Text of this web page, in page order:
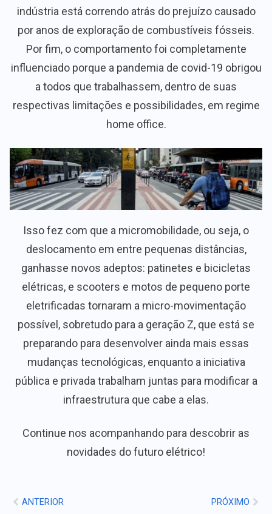
indústria está correndo atrás do prejuízo causado
por anos de exploração de combustíveis fósseis.
Por fim, o comportamento foi completamente
influenciado porque a pandemia de covid-19 obrigou
a todos que trabalhassem, dentro de suas
respectivas limitações e possibilidades, em regime
home office.
Isso fez com que a micromobilidade, ou seja, o
deslocamento em entre pequenas distâncias,
ganhasse novos adeptos: patinetes e bicicletas
elétricas, e scooters e motos de pequeno porte
eletrificadas tornaram a micro-movimentação
possível, sobretudo para a geração Z, que está se
preparando para desenvolver ainda mais essas
mudanças tecnológicas, enquanto a iniciativa
pública e privada trabalham juntas para modificar a
infraestrutura que cabe a elas.
Continue nos acompanhando para descobrir as
novidades do futuro elétrico!
ANTERIOR PRÓXIMO